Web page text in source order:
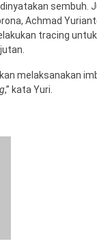
sembuh.
Achmad
tracing
melaksanakan
,” kata Yuri.